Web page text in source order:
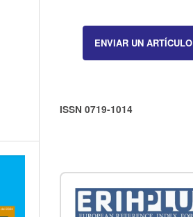
ENVIAR UN ARTÍCULO
ISSN 0719-1014